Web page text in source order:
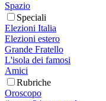
Spazio
Speciali
Elezioni Italia
Elezioni estero
Grande Fratello
L'isola dei famosi
Amici
Rubriche
Oroscopo